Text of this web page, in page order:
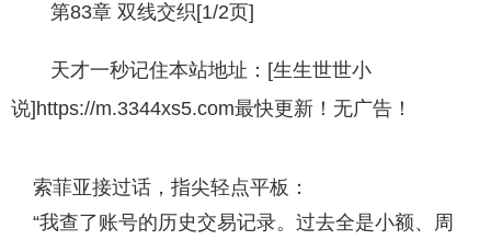
第83章 双线交织[1/2页]
天才一秒记住本站地址：[生生世世小
说]https://m.3344xs5.com最快更新！无广告！
索菲亚接过话，指尖轻点平板：
“我查了账号的历史交易记录。过去全是小额、周